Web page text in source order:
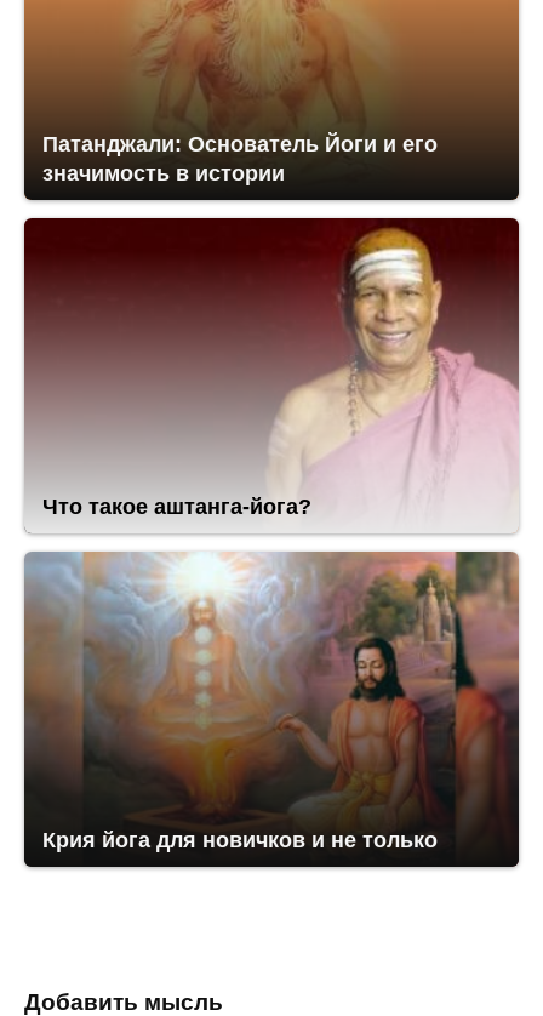
Патанджали: Основатель Йоги и его
значимость в истории
Что такое аштанга-йога?
Крия йога для новичков и не только
Добавить мысль